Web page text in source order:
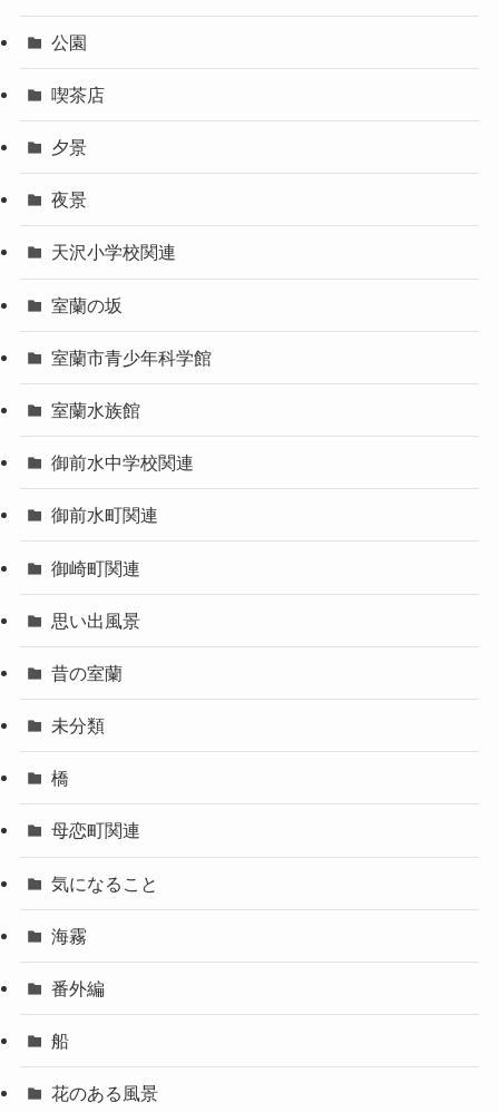
公園
喫茶店
夕景
夜景
天沢小学校関連
室蘭の坂
室蘭市青少年科学館
室蘭水族館
御前水中学校関連
御前水町関連
御崎町関連
思い出風景
昔の室蘭
未分類
橋
母恋町関連
気になること
海霧
番外編
船
花のある風景